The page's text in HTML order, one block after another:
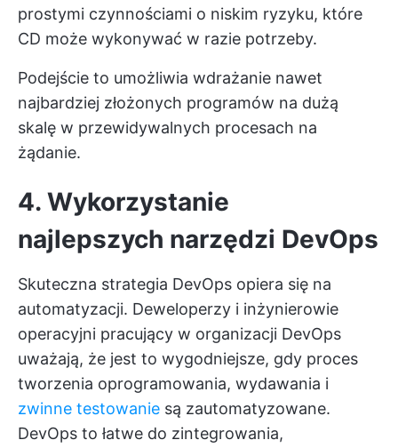
prostymi czynnościami o niskim ryzyku, które
CD może wykonywać w razie potrzeby.
Podejście to umożliwia wdrażanie nawet
najbardziej złożonych programów na dużą
skalę w przewidywalnych procesach na
żądanie.
4. Wykorzystanie
najlepszych narzędzi DevOps
Skuteczna strategia DevOps opiera się na
automatyzacji. Deweloperzy i inżynierowie
operacyjni pracujący w organizacji DevOps
uważają, że jest to wygodniejsze, gdy proces
tworzenia oprogramowania, wydawania i
zwinne testowanie są zautomatyzowane.
DevOps to łatwe do zintegrowania,